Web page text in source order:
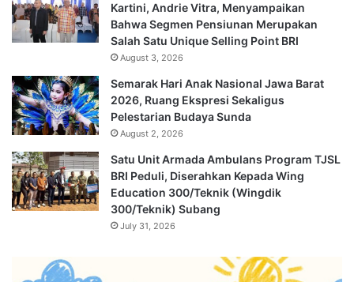
Kartini, Andrie Vitra, Menyampaikan
Bahwa Segmen Pensiunan Merupakan
Salah Satu Unique Selling Point BRI
August 3, 2026
Semarak Hari Anak Nasional Jawa Barat
2026, Ruang Ekspresi Sekaligus
Pelestarian Budaya Sunda
August 2, 2026
Satu Unit Armada Ambulans Program TJSL
BRI Peduli, Diserahkan Kepada Wing
Education 300/Teknik (Wingdik
300/Teknik) Subang
July 31, 2026